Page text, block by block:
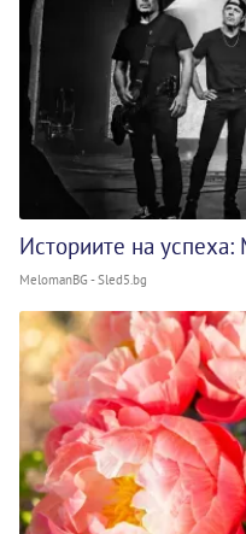
Историите на
MelomanBG - Sled5.bg